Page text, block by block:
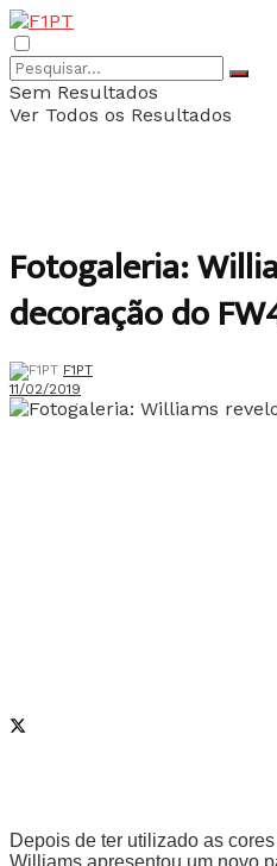
Sem Resultados
Ver Todos os Resultados
Fotogaleria:
decoração do
F1PT
11/02/2019
Depois de ter utilizado as
Williams apresentou um novo